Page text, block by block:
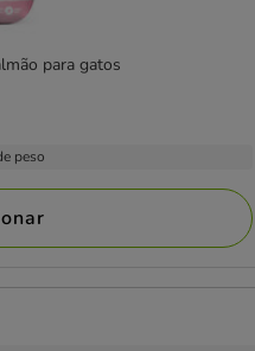
para gatos
peso